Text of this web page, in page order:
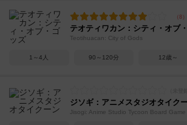
テオティワカン：シティ・オブ
Teotihuacan: City of Gods
1～4人 90～120分 12歳～
ジソギ：アニメスタジオタイク
Jisogi: Anime Studio Tycoon Board Game